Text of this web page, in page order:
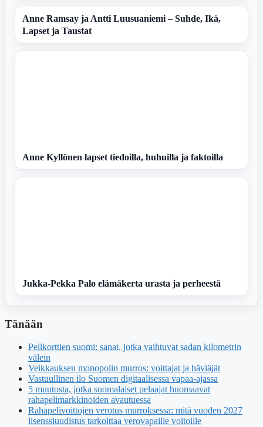
Anne Ramsay ja Antti Luusuaniemi – Suhde, Ikä,
Lapset ja Taustat
Anne Kyllönen lapset tiedoilla, huhuilla ja faktoilla
Jukka-Pekka Palo elämäkerta urasta ja perheestä
Tänään
Pelikorttien suomi: sanat, jotka vaihtuvat sadan kilometrin
välein
Veikkauksen monopolin murros: voittajat ja häviäjät
Vastuullinen ilo Suomen digitaalisessa vapaa-ajassa
5 muutosta, jotka suomalaiset pelaajat huomaavat
rahapelimarkkinoiden avautuessa
Rahapelivoittojen verotus murroksessa: mitä vuoden 2027
lisenssiuudistus tarkoittaa verovapaille voitoille